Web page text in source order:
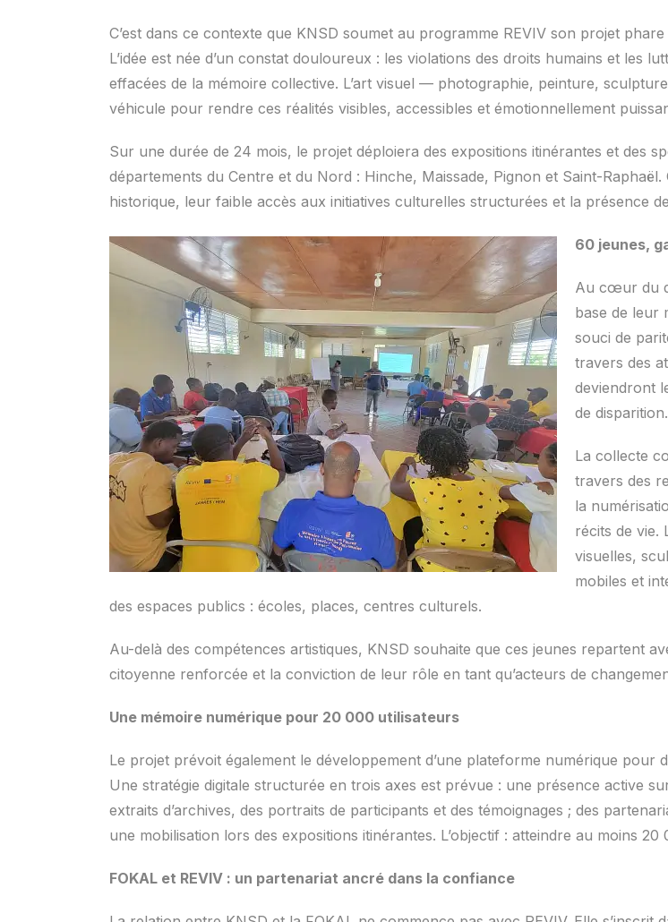
C’est dans ce contexte que KNSD soumet au programme REVIV son projet
L’idée est née d’un constat douloureux : les violations des droits humains et les
effacées de la mémoire collective. L’art visuel — photographie, peinture,
véhicule pour rendre ces réalités visibles, accessibles et émotionnellement
Sur une durée de 24 mois, le projet déploiera des expositions itinérantes et des
départements du Centre et du Nord : Hinche, Maissade, Pignon et Saint-
historique, leur faible accès aux initiatives culturelles structurées et la présence
60 jeunes,
Au cœur du
base de leur
souci de
travers des
deviendront
de disparition.
La collecte
travers des
la
récits de vie.
visuelles,
mobiles et
des espaces publics : écoles, places, centres culturels.
Au-delà des compétences artistiques, KNSD souhaite que ces jeunes repartent
citoyenne renforcée et la conviction de leur rôle en tant qu’acteurs de
Une mémoire numérique pour 20 000 utilisateurs
Le projet prévoit également le développement d’une plateforme numérique pour
Une stratégie digitale structurée en trois axes est prévue : une présence active
extraits d’archives, des portraits de participants et des témoignages ; des
une mobilisation lors des expositions itinérantes. L’objectif : atteindre au moins
FOKAL et REVIV : un partenariat ancré dans la confiance